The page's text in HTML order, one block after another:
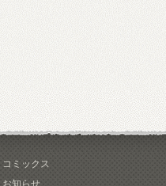
コミックス
お知らせ